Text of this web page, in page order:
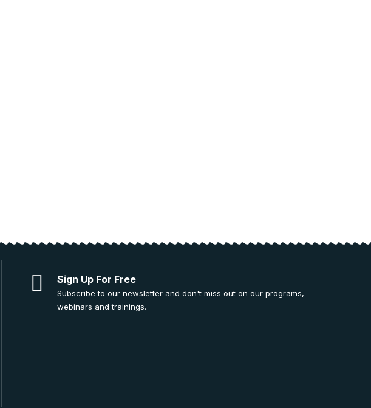
Sign Up For Free
Subscribe to our newsletter and don't miss out on our programs,
webinars and trainings.